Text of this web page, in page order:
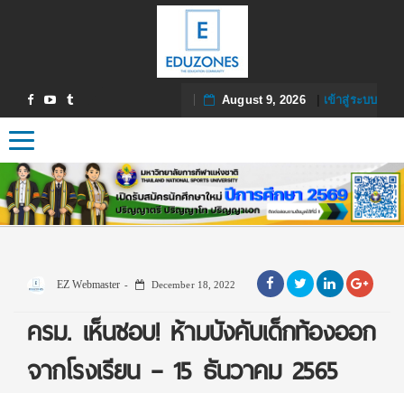
August 9, 2026| เข้าสู่ระบบ
Toggle navigation
EZ Webmaster December 18, 2022
ครม. เห็นชอบ! ห้ามบังคับเด็กท้องออก
จากโรงเรียน – 15 ธันวาคม 2565